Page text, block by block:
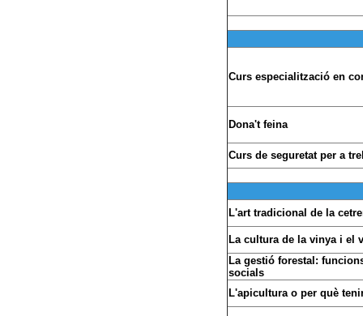
Curs especialització en
Dona't feina
Curs de seguretat per a
L'art tradicional de la
La cultura de la vinya i el
La gestió forestal:
socials
L'apicultura o per què